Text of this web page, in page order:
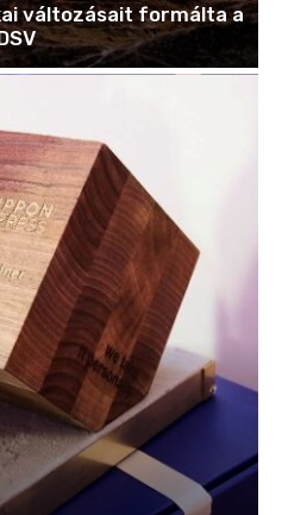
változásait formálta a